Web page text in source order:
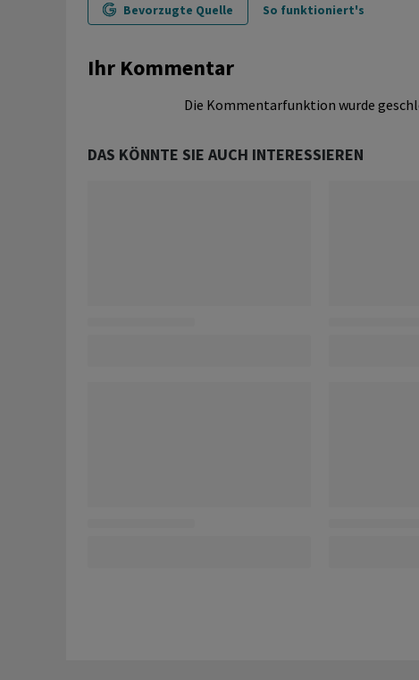
Bevorzugte Quelle So funktioniert's
Ihr Kommentar
Die Kommentarfunktion wurde
DAS KÖNNTE SIE AUCH INTERESSIEREN